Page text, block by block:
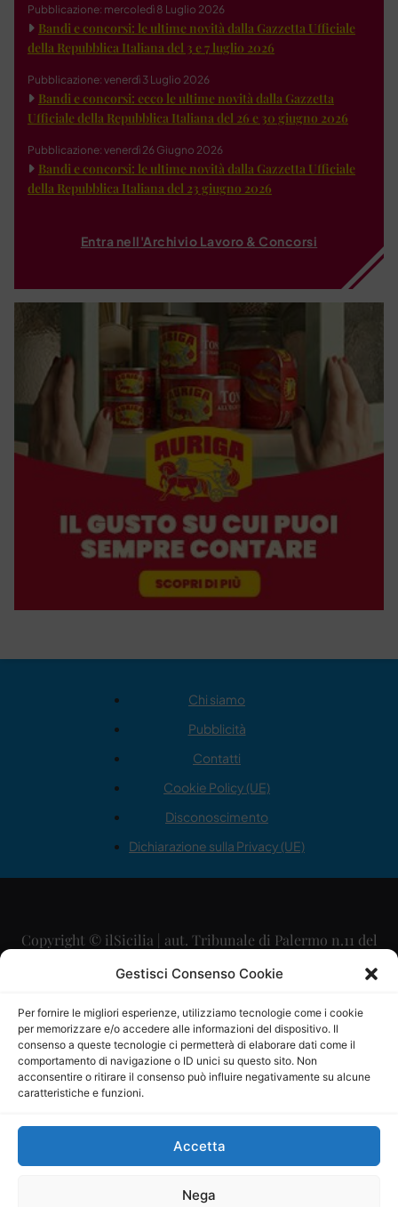
Gestisci Consenso Cookie
Per fornire le migliori esperienze, utilizziamo tecnologie come i cookie
per memorizzare e/o accedere alle informazioni del dispositivo. Il
consenso a queste tecnologie ci permetterà di elaborare dati come il
comportamento di navigazione o ID unici su questo sito. Non
acconsentire o ritirare il consenso può influire negativamente su alcune
caratteristiche e funzioni.
Accetta
Nega
Pubblicazione: mercoledì 8 Luglio 2026
Bandi e concorsi: le ultime novità dalla Gazzetta Ufficiale
della Repubblica Italiana del 3 e 7 luglio 2026
Pubblicazione: venerdì 3 Luglio 2026
Bandi e concorsi: ecco le ultime novità dalla Gazzetta
Ufficiale della Repubblica Italiana del 26 e 30 giugno 2026
Pubblicazione: venerdì 26 Giugno 2026
Bandi e concorsi: le ultime novità dalla Gazzetta Ufficiale
della Repubblica Italiana del 23 giugno 2026
Entra nell'Archivio Lavoro & Concorsi
Chi siamo
Pubblicità
Contatti
Cookie Policy (UE)
Disconoscimento
Dichiarazione sulla Privacy (UE)
Copyright © ilSicilia | aut. Tribunale di Palermo n.11 del
29/09/2015
Direttore Editoriale: Maurizio Scaglione
Direttore Responsabile: Maria Calabrese
P.IVA: 06334930820
Mercurio Comunicazione Società Cooperativa a r.l. è
iscritta al Registro degli Operatori di Comunicazione al